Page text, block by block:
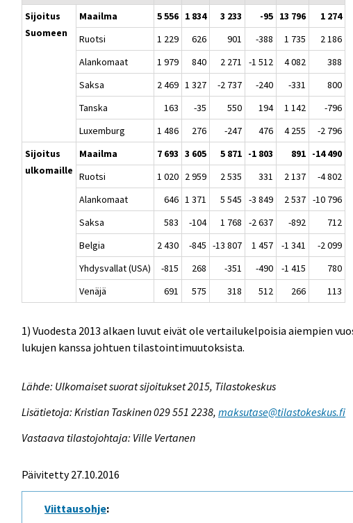
Sijoitus
Suomeen
Maailma 5 556 1 834 3 233 -95 13 796
1 274
Ruotsi
1 229 626 901 -388 1 735
2 186
Alankomaat
1 979 840 2 271 -1 512 4 082
388
Saksa
2 469 1 327 -2 737 -240 -331
800
Tanska
163 -35 550 194 1 142
-796
Luxemburg
1 486 276 -247 476 4 255
-2 796
Sijoitus
ulkomaille
Maailma 7 693 3 605 5 871 -1 803 891 -14 490
Ruotsi
1 020 2 959 2 535 331 2 137
-4 802
Alankomaat
646 1 371 5 545 -3 849 2 537 -10 796
Saksa
583 -104 1 768 -2 637 -892
712
Belgia
2 430 -845 -13 807 1 457 -1 341
-2 099
Yhdysvallat (USA)
-815 268 -351 -490 -1 415
780
Venäjä
691 575 318 512 266 113
1) Vuodesta 2013 alkaen luvut eivät ole vertailukelpoisia aiempien
lukujen kanssa johtuen tilastointimuutoksista.
Lähde: Ulkomaiset suorat sijoitukset 2015, Tilastokeskus
Lisätietoja: Kristian Taskinen 029 551 2238,maksutase@tilastokeskus.fi
Vastaava tilastojohtaja: Ville Vertanen
Päivitetty 27.10.2016
Viittausohje: